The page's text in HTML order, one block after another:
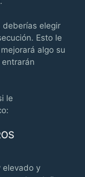
deberías elegir
Esto le
algo su
le
elevado y